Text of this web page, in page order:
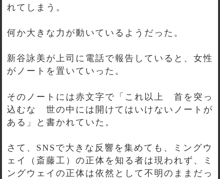
れてしまう。
何か大きな力が動いているようだった。
新谷詠美が上司に電話で報告していると、女性
がノートを置いていった。
そのノートには赤文字で「これ以上 首を突っ
込むな 世の中には開けてはいけないノートが
ある」と書かれていた。
さて、SNSで大きな反響を集めても、ミングウ
ェイ（斎藤工）の正体を知る者は現われず、ミ
ングウェイの正体は依然として不明のままだっ